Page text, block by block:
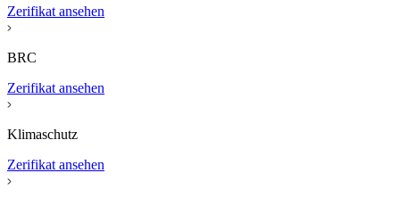
Zerifikat ansehen
BRC
Zerifikat ansehen
Klimaschutz
Zerifikat ansehen